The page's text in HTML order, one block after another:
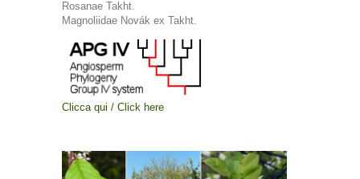
Rosanae Takht.
Magnoliidae Novák ex Takht.
Clicca qui / Click here